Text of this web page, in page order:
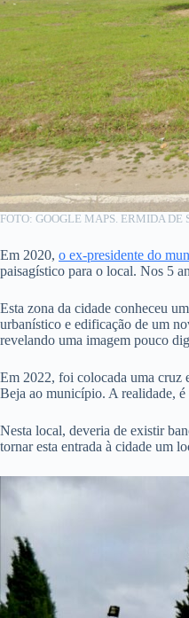
FOTO: GOOGLE MAPS. ERMIDA DE
Em 2020, o ex-presidente do
paisagístico para o local. Nos 5
Esta zona da cidade conheceu
urbanístico e edificação de um
revelando uma imagem pouco
Em 2022, foi colocada uma cruz
Beja ao município. A realidade, é
Nesta local, deveria de existir
tornar esta entrada à cidade um